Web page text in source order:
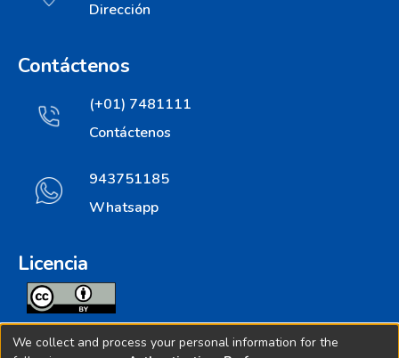
Dirección
Contáctenos
(+01) 7481111
Contáctenos
943751185
Whatsapp
Licencia
Todos los contenidos de repositorio.ins.gob.pe estan
licenciados bajo
We collect and process your personal information for the